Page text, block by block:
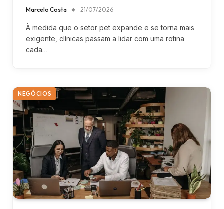
Marcelo Costa 21/07/2026
À medida que o setor pet expande e se torna mais
exigente, clínicas passam a lidar com uma rotina
cada…
NEGÓCIOS